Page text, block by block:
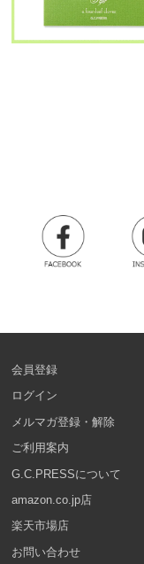
会員登録
ログイン
メルマガ登録・解除
ご利用案内
G.C.PRESSについて
amazon.co.jp店
楽天市場店
お問い合わせ